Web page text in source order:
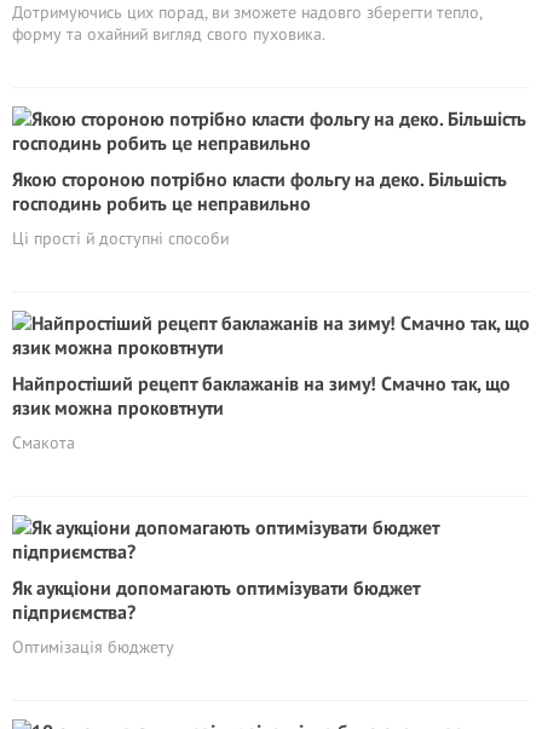
Дотримуючись цих порад, ви зможете надовго зберегти тепло,
форму та охайний вигляд свого пуховика.
Якою стороною потрібно класти фольгу на деко. Більшість
господинь робить це неправильно
Ці прості й доступні способи
Найпростіший рецепт баклажанів на зиму! Смачно так, що
язик можна проковтнути
Смакота
Як аукціони допомагають оптимізувати бюджет
підприємства?
Оптимізація бюджету